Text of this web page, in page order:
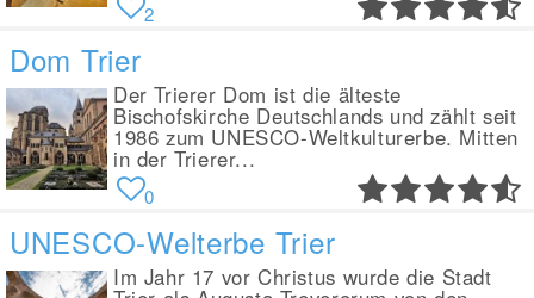
2
Dom Trier
Der Trierer Dom ist die älteste
Bischofskirche Deutschlands und zählt seit
1986 zum UNESCO-Weltkulturerbe. Mitten
in der Trierer...
0
UNESCO-Welterbe Trier
Im Jahr 17 vor Christus wurde die Stadt